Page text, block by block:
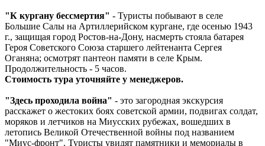
"К кургану бессмертия" - Туристы побывают в селе
Большие Салы на Артиллерийском кургане, где осенью 1943
г., защищая город Ростов-на-Дону, насмерть стояла батарея
Героя Советского Союза старшего лейтенанта Сергея
Оганяна; осмотрят пантеон памяти в селе Крым.
Продолжительность - 5 часов.
Стоимость тура уточняйте у менеджеров.
"Здесь проходила война" - это загородная экскурсия
расскажет о жестоких боях советской армии, подвигах солдат,
моряков и летчиков на Миусских рубежах, вошедших в
летопись Великой Отечественной войны под названием
"Миус-фронт". Туристы увидят памятники и мемориалы в